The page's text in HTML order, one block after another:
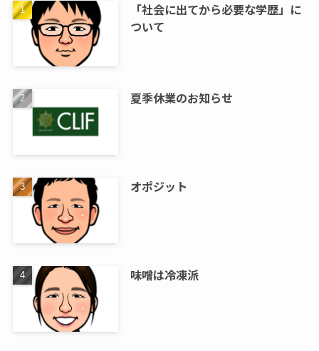
「社会に出てから必要な学歴」に
ついて
夏季休業のお知らせ
オポジット
味噌は冷凍派